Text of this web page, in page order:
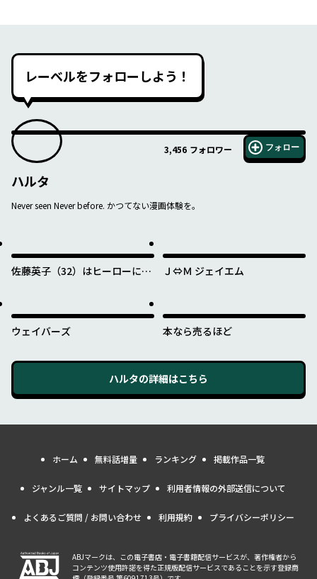
レーベルをフォローしよう！
3,456 フォロワー フォロー
ハルタ
Never seen Never before. かつてない漫画体験を。
佐藤英子（32）はヒーローにな
Ｊ⇔Ｍ ジェイエム
ウェイバーズ 本なら売るほど
ハルタの詳細はこちら
ホーム 無料話増量 ランキング 掲載作品一覧
ジャンル一覧 サイトマップ 利用者情報の外部送信について
よくあるご質問 / お問い合わせ 利用規約 プライバシーポリシー
ABJマークは、この電子書店・電子書籍配信サービスが、著作権者から
コンテンツ使用許諾を得た正規版配信サービスであることを示す登録商